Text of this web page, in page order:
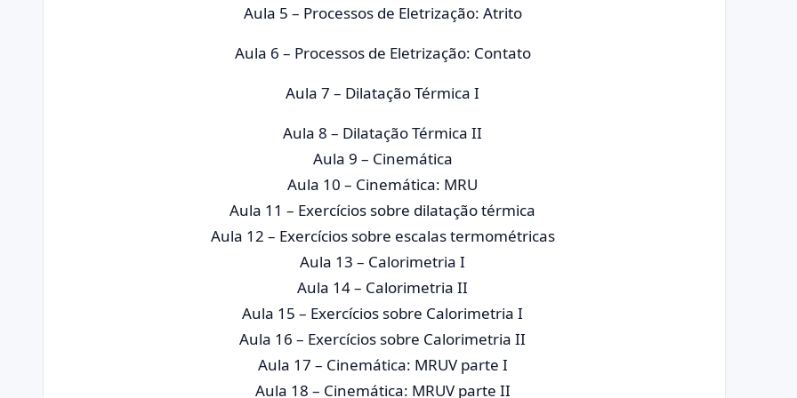
Aula 5 – Processos de Eletrização: Atrito
Aula 6 – Processos de Eletrização: Contato
Aula 7 – Dilatação Térmica I
Aula 8 – Dilatação Térmica II
Aula 9 – Cinemática
Aula 10 – Cinemática: MRU
Aula 11 – Exercícios sobre dilatação térmica
Aula 12 – Exercícios sobre escalas termométricas
Aula 13 – Calorimetria I
Aula 14 – Calorimetria II
Aula 15 – Exercícios sobre Calorimetria I
Aula 16 – Exercícios sobre Calorimetria II
Aula 17 – Cinemática: MRUV parte I
Aula 18 – Cinemática: MRUV parte II